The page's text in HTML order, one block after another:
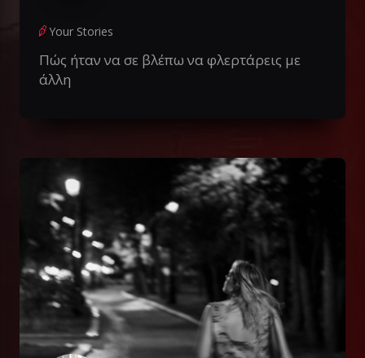
Your Stories
Πώς ήταν να σε βλέπω να φλερτάρεις με
άλλη